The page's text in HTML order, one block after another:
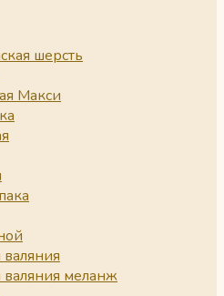
шерсть
Макси
валяния меланж